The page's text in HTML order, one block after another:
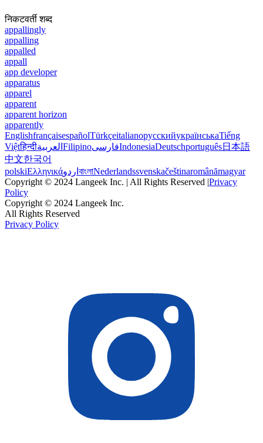
निकटवर्ती शब्द
appallingly
appalling
appalled
appall
app developer
apparatus
apparel
apparent
apparent horizon
apparently
EnglishfrançaisespañolTürkçeitalianoрусскийукраїнськаTiếng
Việtहिन्दीالعربية FilipinoفارسیIndonesiaDeutschportuguês日本語
中文한국어
polskiΕλληνικάاردو বাংলাNederlandssvenskačeštinaromânămagyar
Copyright © 2024 Langeek Inc. | All Rights Reserved |Privacy
Policy
Copyright © 2024 Langeek Inc.
All Rights Reserved
Privacy Policy